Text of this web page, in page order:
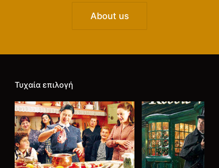
About us
Τυχαία επιλογή